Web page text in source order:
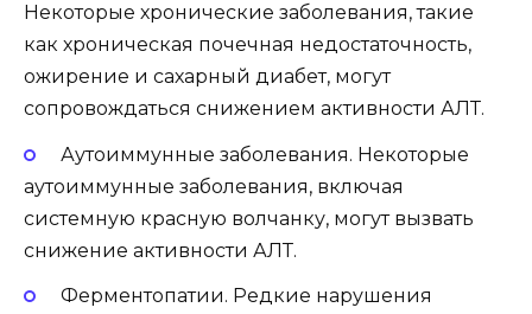
Некоторые хронические заболевания, такие
как хроническая почечная недостаточность,
ожирение и сахарный диабет, могут
сопровождаться снижением активности АЛТ.
Аутоиммунные заболевания. Некоторые
аутоиммунные заболевания, включая
системную красную волчанку, могут вызвать
снижение активности АЛТ.
Ферментопатии. Редкие нарушения